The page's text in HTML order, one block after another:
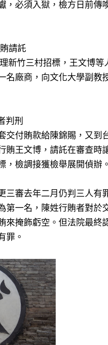
，必須入獄，檢方日前
請託
新竹三村招標，王文博
名廠商，向文化大學副
判刑
交付賄款給陳錦賜，又
賄王文博，請託在審查
，檢調接獲檢舉展開偵辦。
三審去年二月仍判三人
第一名，陳姓行賄者對
來掩飾虧空。但法院最
罪。